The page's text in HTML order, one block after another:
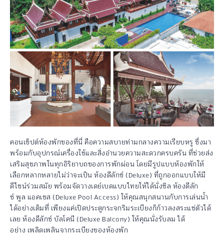
คอนเซ็ปต์ห้องพักของที่นี่ คือความสบายท่ามกลางความเรียบหรู ซึ่งมา
พร้อมกับอุปกรณ์เครื่องใช้และสิ่งอำนวยความสะดวกครบครัน ที่ช่วยส่ง
เสริมสุขภาพในทุกอิริยาบถของการพักผ่อน โดยมีรูปแบบห้องพักให้
เลือกหลากหลายไม่ว่าจะเป็น ห้องดีลักซ์ (Deluxe) ที่ถูกออกแบบให้มี
ดีไซน์ร่วมสมัย พร้อมจัดวางเดย์เบดแบบไทยให้ได้นั่งชิล ห้องดีลัก
ซ์ พูล แอคเซส (Deluxe Pool Access) ให้คุณสนุกสนานกับการเล่นน้ำ
ได้อย่างเต็มที่ เพียงแค่เปิดประตูกระจกริมระเบียงก็ก้าวลงสระแช่ตัวได้
เลย ห้องดีลักซ์ บัลโคนี (Deluxe Balcony) ให้คุณนั่งรับลม ได้
อย่าง เพลิดเพลินจากระเบียงของห้องพัก